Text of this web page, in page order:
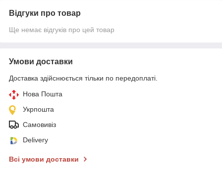
Відгуки про товар
Ще немає відгуків про цей товар
Умови доставки
Доставка здійснюється тільки по передоплаті.
Нова Пошта
Укрпошта
Самовивіз
Delivery
Всі умови доставки